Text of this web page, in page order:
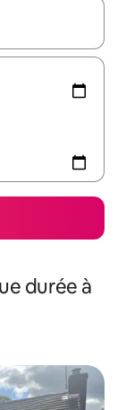
flèches vers le
durée à